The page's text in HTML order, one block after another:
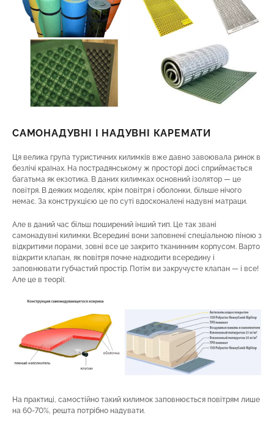
САМОНАДУВНІ І НАДУВНІ КАРЕМАТИ
Ця велика група туристичних килимків вже давно завоювала ринок в
безлічі країнах. На пострадянському ж просторі досі сприймається
багатьма як екзотика. В даних килимках основний ізолятор — це
повітря. В деяких моделях, крім повітря і оболонки, більше нічого
немає. За конструкцією це по суті вдосконалені надувні матраци.
Але в даний час більш поширений інший тип. Це так звані
самонадувні килимки. Всередині вони заповнені спеціальною піною з
відкритими порами, зовні все це закрито тканинним корпусом. Варто
відкрити клапан, як повітря почне надходити всередину і
заповнювати губчастий простір. Потім ви закручуєте клапан — і все!
Але це в теорії.
На практиці, самостійно такий килимок заповнюється повітрям лише
на 60-70%, решта потрібно надувати.